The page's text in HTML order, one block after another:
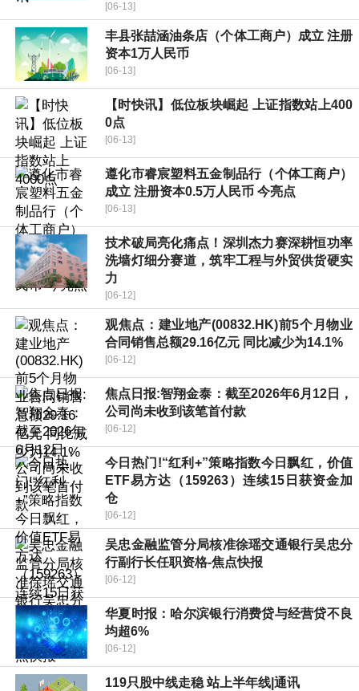
[06-13]
丰县张喆涵油条店（个体工商户）成立 注册
资本1万人民币
[06-13]
【时快讯】低位板块崛起 上证指数站上400
0点
[06-13]
遵化市睿宸塑料五金制品行（个体工商户）
成立 注册资本0.5万人民币 今亮点
[06-13]
技术破局亮化痛点！深圳杰力赛深耕恒功率
洗墙灯细分赛道，筑牢工程与外贸供货硬实
力
[06-12]
观焦点：建业地产(00832.HK)前5个月物业
合同销售总额29.16亿元 同比减少为14.1%
[06-12]
焦点日报:智翔金泰：截至2026年6月12日，
公司尚未收到该笔首付款
[06-12]
今日热门!“红利+”策略指数今日飘红，价值
ETF易方达（159263）连续15日获资金加
仓
[06-12]
吴忠金融监管分局核准徐瑶交通银行吴忠分
行副行长任职资格-焦点快报
[06-12]
华夏时报：哈尔滨银行消费贷与经营贷不良
均超6%
[06-12]
119只股中线走稳 站上半年线|通讯